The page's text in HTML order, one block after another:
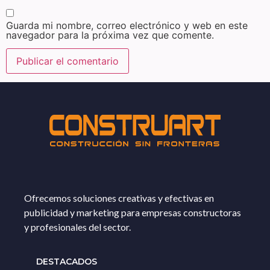
Guarda mi nombre, correo electrónico y web en este
navegador para la próxima vez que comente.
Ofrecemos soluciones creativas y efectivas en
publicidad y marketing para empresas constructoras
y profesionales del sector.
DESTACADOS